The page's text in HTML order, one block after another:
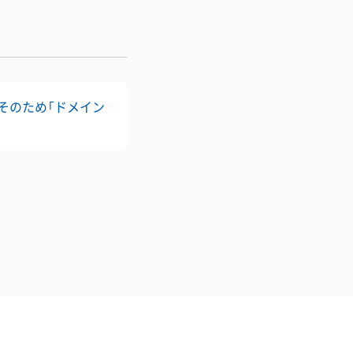
のため「ドメイン